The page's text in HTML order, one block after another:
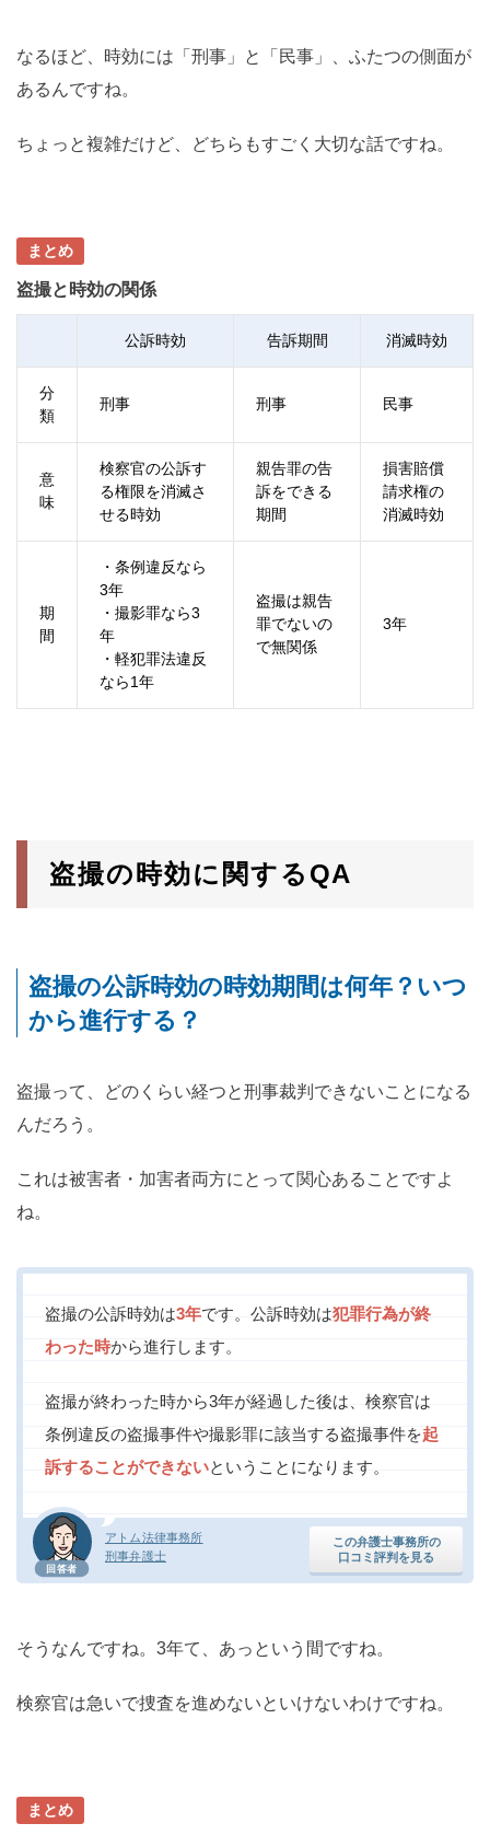
なるほど、時効には「刑事」と「民事」、ふたつの側面が
あるんですね。
ちょっと複雑だけど、どちらもすごく大切な話ですね。
まとめ
盗撮と時効の関係
公訴時効 告訴期間 消滅時効
分
類
刑事 刑事 民事
意
味
検察官の公訴す
る権限を消滅さ
せる時効
親告罪の告
訴をできる
期間
損害賠償
請求権の
消滅時効
期
間
・条例違反なら
3年
・撮影罪なら3
年
・軽犯罪法違反
なら1年
盗撮は親告
罪でないの
で無関係
3年
盗撮の時効に関するQA
盗撮の公訴時効の時効期間は何年？いつ
から進行する？
盗撮って、どのくらい経つと刑事裁判できないことになる
んだろう。
これは被害者・加害者両方にとって関心あることですよ
ね。
回答者
アトム法律事務所
刑事弁護士
この弁護士事務所の
口コミ評判を見る
盗撮の公訴時効は3年です。公訴時効は犯罪行為が終
わった時から進行します。
盗撮が終わった時から3年が経過した後は、検察官は
条例違反の盗撮事件や撮影罪に該当する盗撮事件を起
訴することができないということになります。
そうなんですね。3年て、あっという間ですね。
検察官は急いで捜査を進めないといけないわけですね。
まとめ